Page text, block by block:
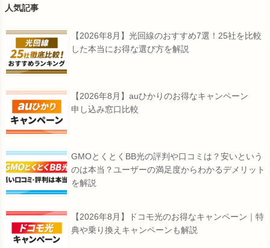
人気記事
【2026年8月】光回線のおすすめ7選！25社を比較
した本当にお得な選び方を解説
【2026年8月】auひかりのお得なキャンペーン
申し込み窓口比較
GMOとくとくBB光の評判や口コミは？安いという
のは本当？ユーザーの満足度からわかるデメリット
を解説
【2026年8月】ドコモ光のお得なキャンペーン｜特
典や乗り換えキャンペーンも解説